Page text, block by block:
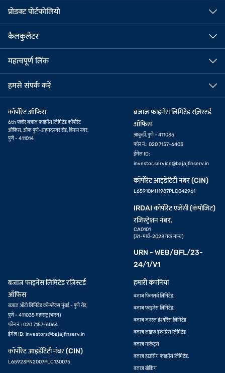
प्रोडक्ट पोर्टफोलियो
कैलकुलेटर
महत्वपूर्ण लिंक
हमसे संपर्क करें
कॉर्पोरेट ऑफिस
6th फ्लोर बजाज फाइनेंस लिमिटेड कॉर्पोरेट
ऑफिस, ऑफ पुणे-अहमदनगर रोड, विमान नगर,
पुणे - 411014
बजाज फाइनेंस लिमिटेड रज़िस्टर्ड
ऑफिस
आकुर्डी, पुणे - 411035
फोन नं.: 020 7157-6403
ईमेल ID:
investor.service@bajajfinserv.in
कॉर्पोरेट आइडेंटिटी नंबर (CIN)
L65910MH1987PLC042961
IRDAI कॉर्पोरेट एजेंसी (कंपोजिट)
रजिस्ट्रेशन नंबर.
CA0101
(31-मार्च-2028 तक मान्य)
URN - WEB/BFL/23-
24/1/V1
बजाज फाइनेंस लिमिटेड रज़िस्टर्ड
ऑफिस
बजाज ऑटो लिमिटेड कॉम्प्लेक्स मुंबई - पुणे रोड,
पुणे - 411035 महाराष्ट्र (भारत)
फोन नं.: 020 7157-6064
ईमेल ID: investors@bajajfinserv.in
कॉर्पोरेट आइडेंटिटी नंबर (CIN)
L65923PN2007PLC130075
हमारी कंपनियां
बजाज फिनसर्व लिमिटेड.
बजाज फाइनेंस लिमिटेड.
बजाज जनरल इंश्योरेंस लिमिटेड
बजाज लाइफ इंश्योरेंस लिमिटेड
बजाज मार्केट्स
बजाज हाउसिंग फाइनेंस लिमिटेड.
बजाज ब्रोकिंग